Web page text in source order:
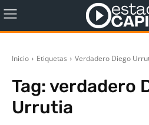
Inicio Etiquetas Verdadero Diego
Tag:verdadero
Urrutia